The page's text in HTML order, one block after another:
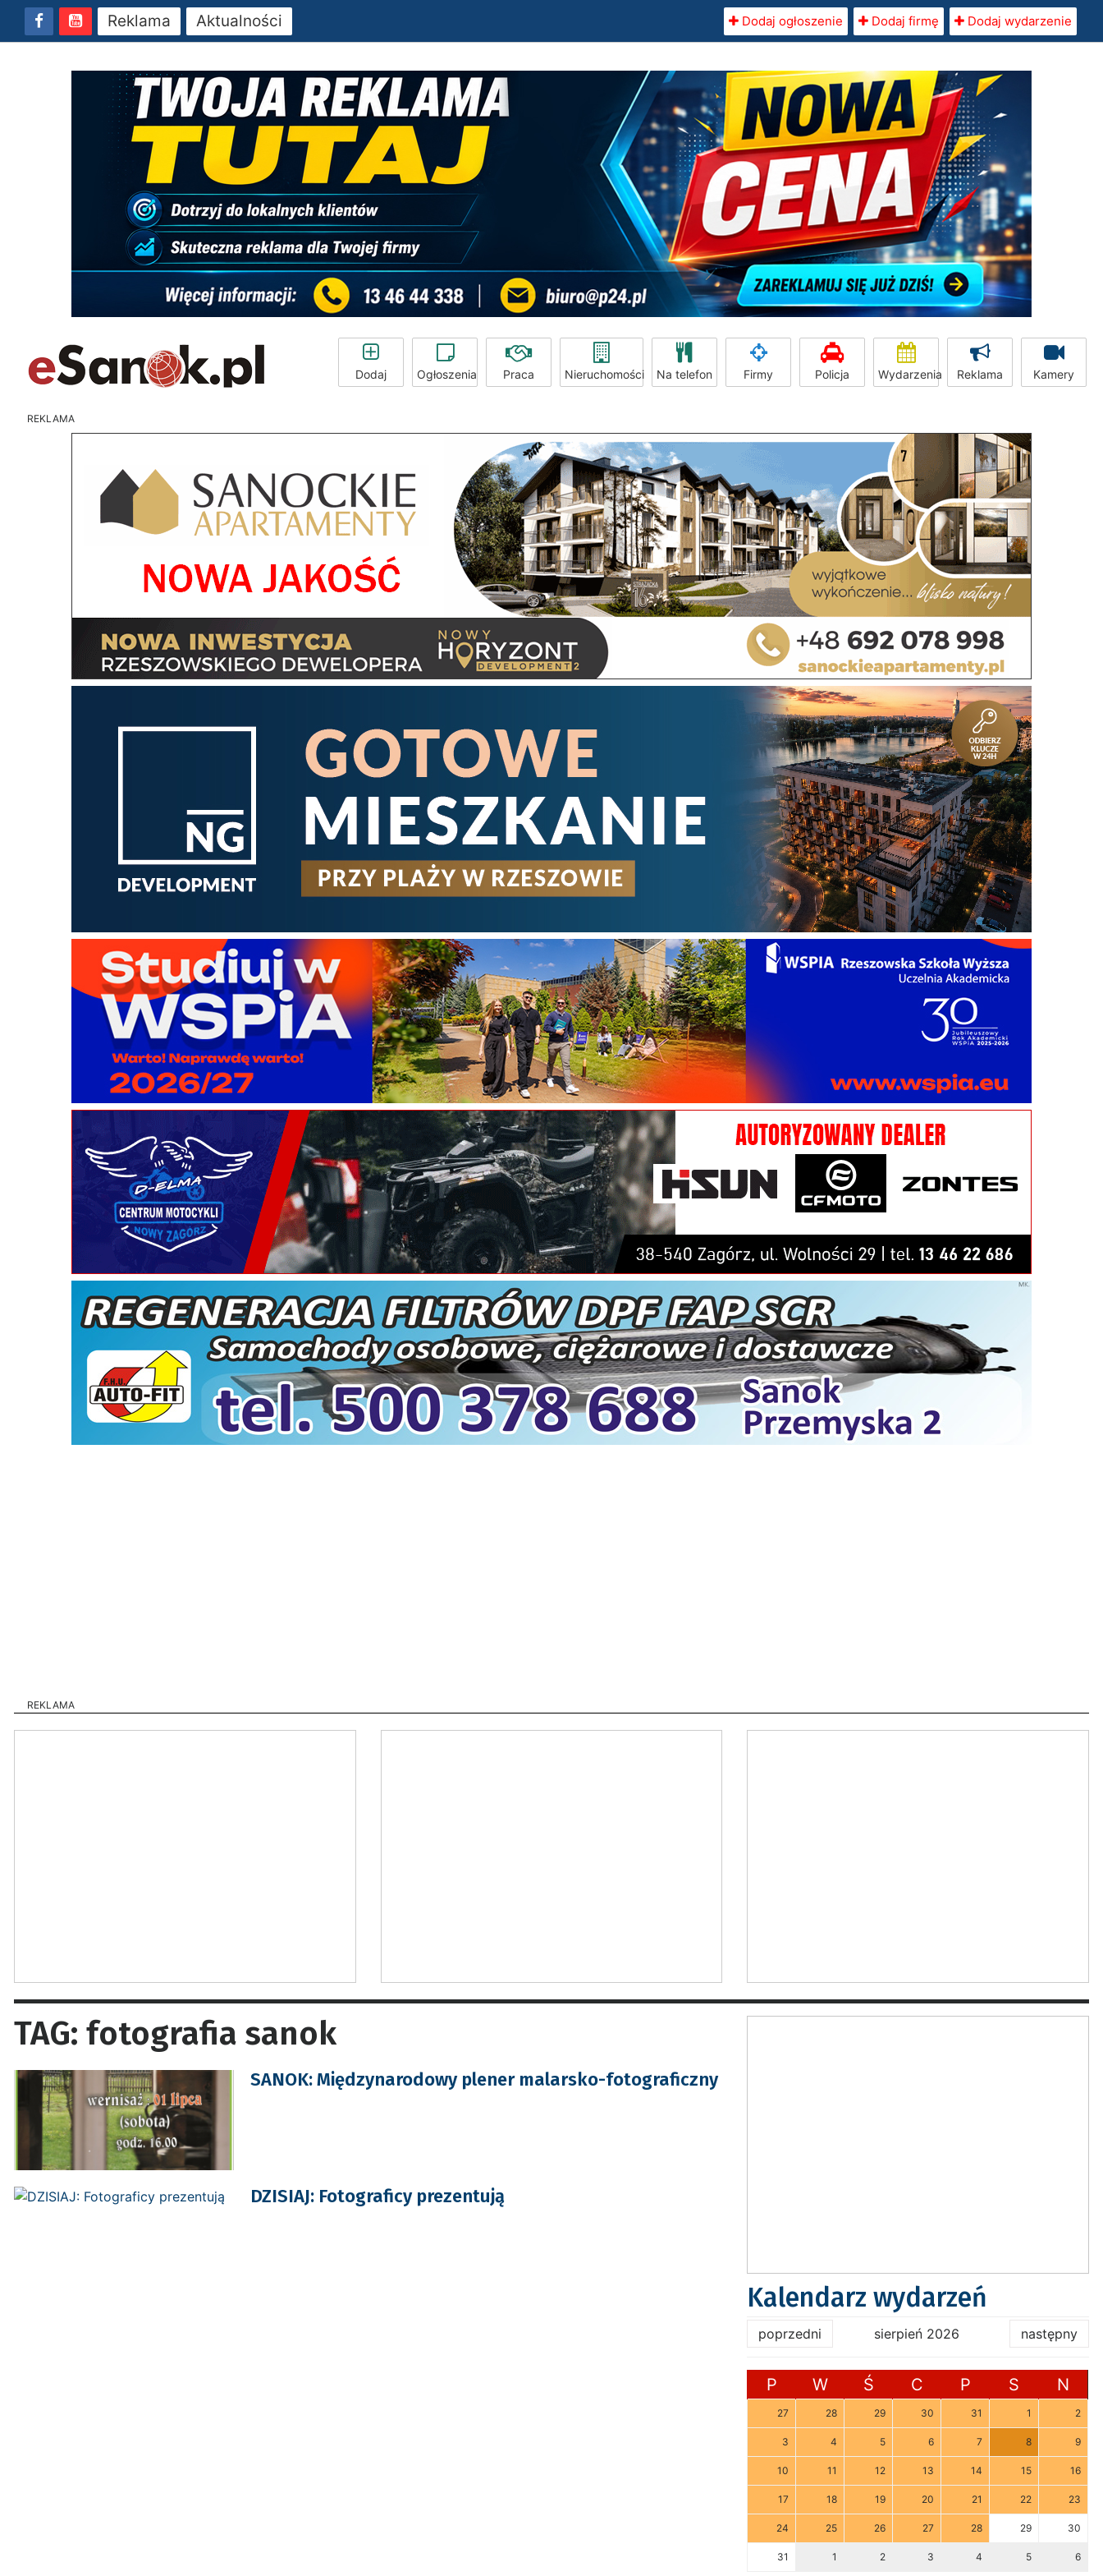
Reklama Aktualności Dodaj ogłoszenie Dodaj firmę Dodaj wydarzenie
Dodaj Ogłoszenia Praca Nieruchomości Na telefon Firmy Policja Wydarzenia Reklama Kamery
REKLAMA
REKLAMA
TAG: fotografia sanok
SANOK: Międzynarodowy plener malarsko-fotograficzny
DZISIAJ: Fotograficy prezentują
Kalendarz wydarzeń
poprzedni sierpień 2026 następny
P W Ś C P S N
27 28 29 30 31 1 2
3 4 5 6 7 8 9
10 11 12 13 14 15 16
17 18 19 20 21 22 23
24 25 26 27 28 29 30
31 1 2 3 4 5 6